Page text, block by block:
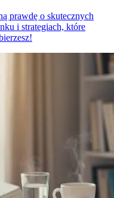
prawdę o skutecznych
i strategiach, które